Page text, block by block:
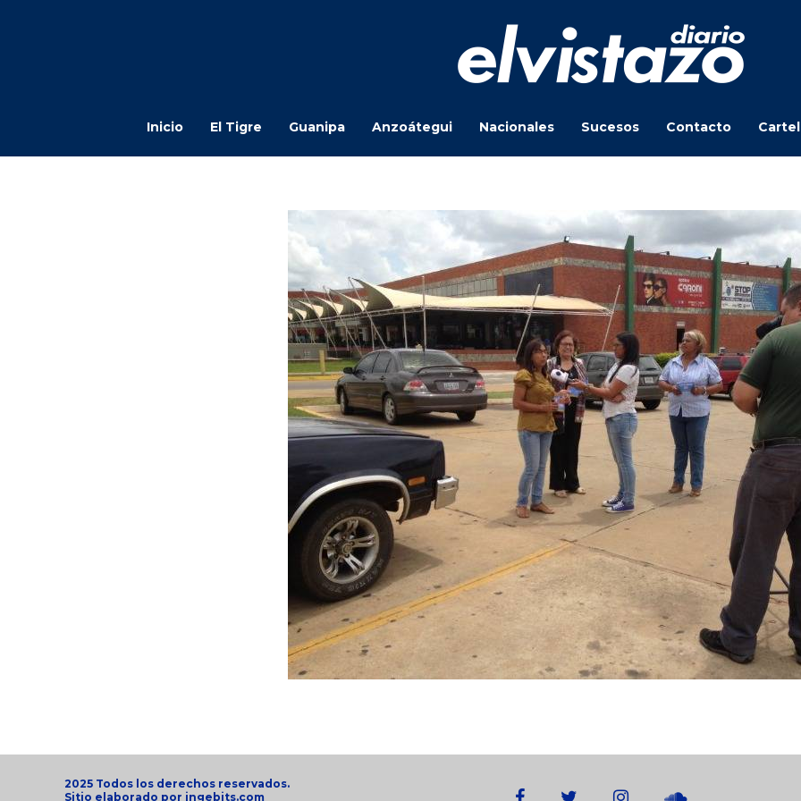
Inicio El Tigre Guanipa Anzoátegui Nacionales Sucesos Contacto
2025 Todos los derechos reservados.
Sitio elaborado por ingebits.com